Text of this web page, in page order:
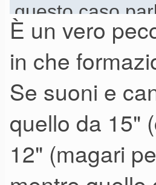
questo caso
basse e quindi
musicali e la
alla scelta,mi
idee. Quindi la
la,magari un
È un vero
in che
Se suoni e
quello da 15"
12" (magari